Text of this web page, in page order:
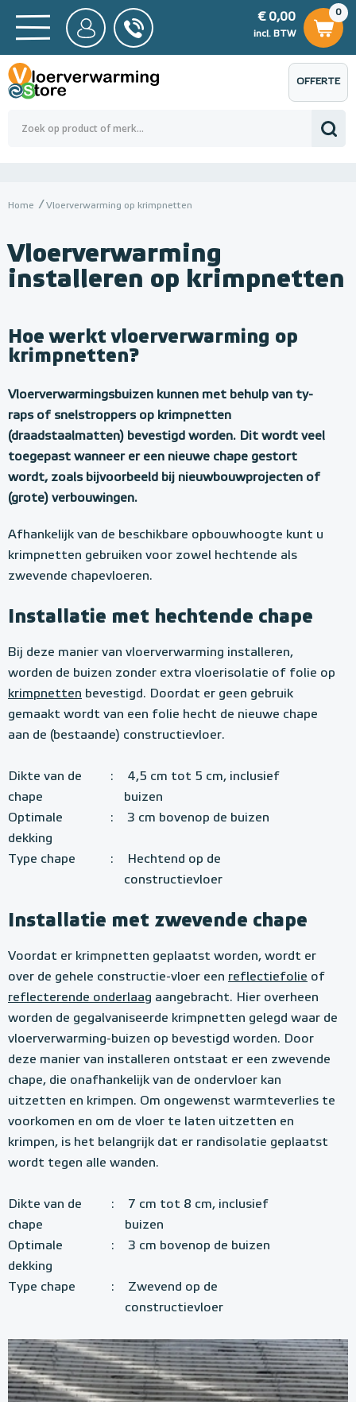
BTW
0,00
0
€ 0,00
incl. BTW
€ 0,00
OFFERTE
AANVRAGEN
Home Vloerverwarming op krimpnetten
Vloerverwarming
installeren op krimpnetten
Hoe werkt vloerverwarming op
krimpnetten?
Vloerverwarmingsbuizen kunnen met behulp van ty-
raps of snelstroppers op krimpnetten
(draadstaalmatten) bevestigd worden. Dit wordt veel
toegepast wanneer er een nieuwe chape gestort
wordt, zoals bijvoorbeeld bij nieuwbouwprojecten of
(grote) verbouwingen.
Afhankelijk van de beschikbare opbouwhoogte kunt u
krimpnetten gebruiken voor zowel hechtende als
zwevende chapevloeren.
Installatie met hechtende chape
Bij deze manier van vloerverwarming installeren,
worden de buizen zonder extra vloerisolatie of folie op
krimpnetten bevestigd. Doordat er geen gebruik
gemaakt wordt van een folie hecht de nieuwe chape
aan de (bestaande) constructievloer.
Dikte van de
chape
:
4,5 cm tot 5 cm, inclusief
buizen
Optimale
dekking
: 3 cm bovenop de buizen
Type chape :
Hechtend op de
constructievloer
Installatie met zwevende chape
Voordat er krimpnetten geplaatst worden, wordt er
over de gehele constructie-vloer een reflectiefolie of
reflecterende onderlaag aangebracht. Hier overheen
worden de gegalvaniseerde krimpnetten gelegd waar de
vloerverwarming-buizen op bevestigd worden. Door
deze manier van installeren ontstaat er een zwevende
chape, die onafhankelijk van de ondervloer kan
uitzetten en krimpen. Om ongewenst warmteverlies te
voorkomen en om de vloer te laten uitzetten en
krimpen, is het belangrijk dat er randisolatie geplaatst
wordt tegen alle wanden.
Dikte van de
chape
:
7 cm tot 8 cm, inclusief
buizen
Optimale
dekking
: 3 cm bovenop de buizen
Type chape :
Zwevend op de
constructievloer